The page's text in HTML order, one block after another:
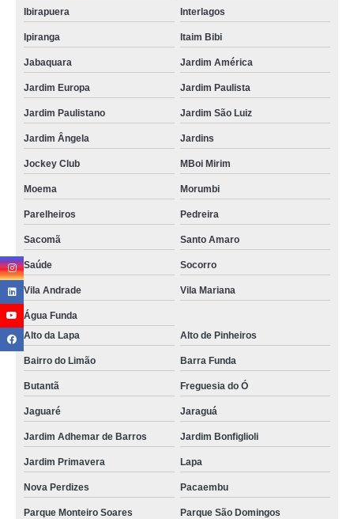
Ibirapuera Interlagos
Ipiranga Itaim Bibi
Jabaquara Jardim América
Jardim Europa Jardim Paulista
Jardim Paulistano Jardim São Luiz
Jardim Ângela Jardins
Jockey Club MBoi Mirim
Moema Morumbi
Parelheiros Pedreira
Sacomã Santo Amaro
Saúde Socorro
Vila Andrade Vila Mariana
Água Funda
Alto da Lapa
Alto de Pinheiros
Bairro do Limão Barra Funda
Butantã Freguesia do Ó
Jaguaré Jaraguá
Jardim Adhemar de Barros Jardim Bonfiglioli
Jardim Primavera Lapa
Nova Perdizes Pacaembu
Parque Monteiro Soares Parque São Domingos